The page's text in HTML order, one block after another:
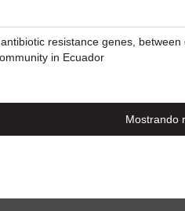
resistance genes,
in Ecuador
Mostrando